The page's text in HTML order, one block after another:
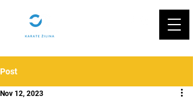
Post
Nov 12, 2023